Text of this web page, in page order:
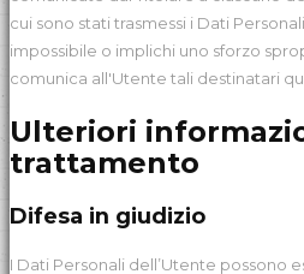
cui sono stati trasmessi i Dati
impossibile o implichi uno sforzo
comunica all'Utente tali destinatari
Ulteriori
trattamento
Difesa in giudizio
I Dati Personali dell’Utente possono